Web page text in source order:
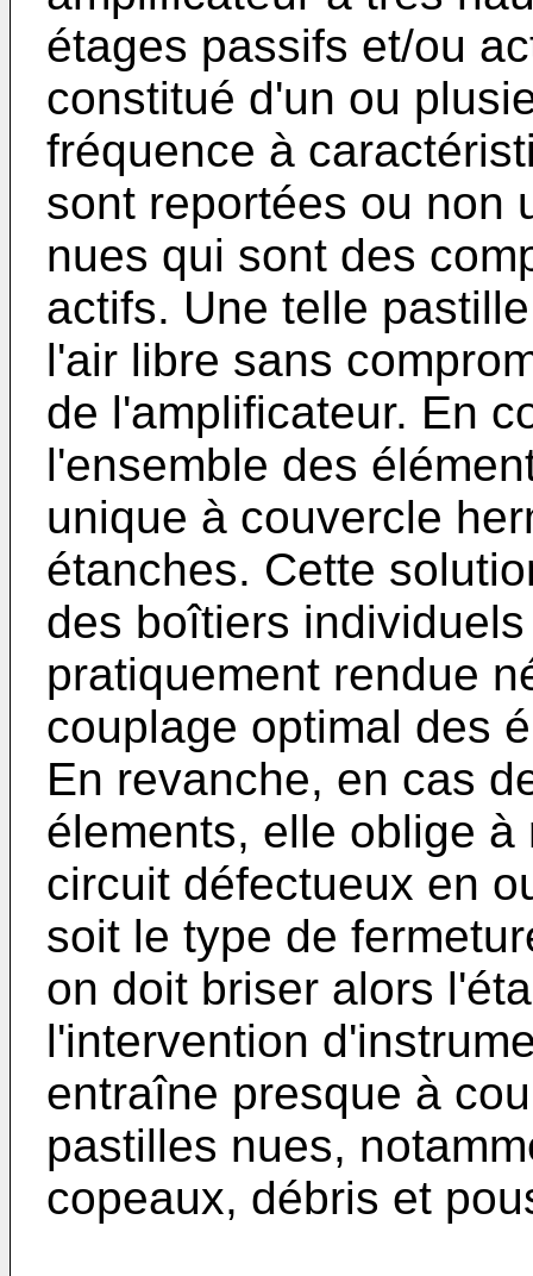
étages passifs et/ou
constitué d'un ou
fréquence à
sont reportées ou non
nues qui sont des
actifs. Une telle
l'air libre sans
de l'amplificateur. En
l'ensemble des
unique à couvercle
étanches. Cette
des boîtiers
pratiquement rendue
couplage optimal des
En revanche, en cas
élements, elle oblige
circuit défectueux en
soit le type de
on doit briser alors
l'intervention
entraîne presque à
pastilles nues,
copeaux, débris et